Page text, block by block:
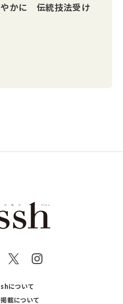
やかに 伝統技法受け
について
載について